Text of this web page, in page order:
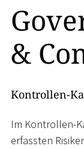
&
Kontrollen-
Im Kontrollen-
erfassten